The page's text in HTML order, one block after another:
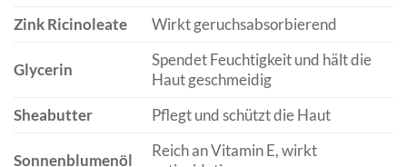
Zink Ricinoleate
Wirkt geruchsabsorbierend
Glycerin
Spendet Feuchtigkeit und hält die
Haut geschmeidig
Sheabutter
Pflegt und schützt die Haut
Sonnenblumenöl
Reich an Vitamin E, wirkt